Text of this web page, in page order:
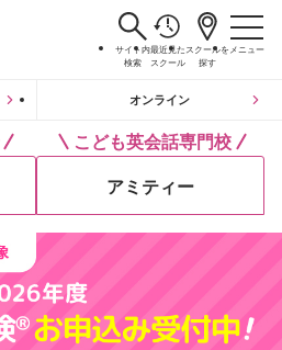
サイト内
検索
最近見た
スクール
スクールを
探す
メニュー
オンライン
こども英会話専門校
アミティー